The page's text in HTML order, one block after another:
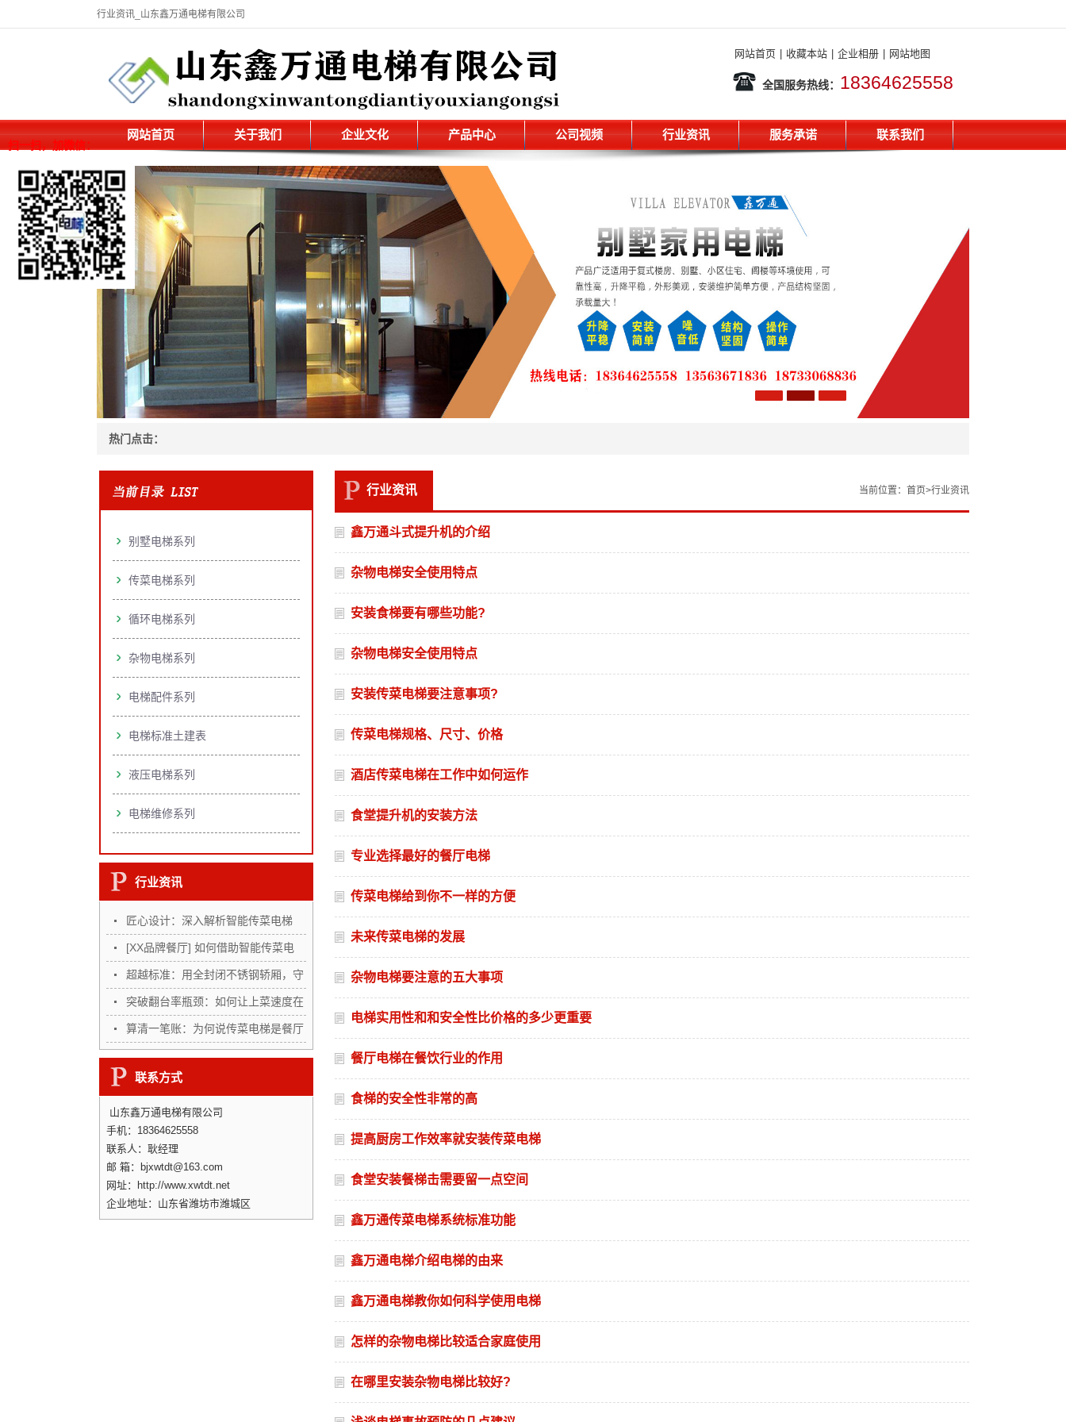
行业资讯_山东鑫万通电梯有限公司
网站首页 收藏本站 企业相册 网站地图
全国服务热线： 18364625558
网站首页 关于我们 企业文化 产品中心 公司视频 行业资讯 服务承诺 联系我们
热门点击：
行业资讯 当前位置： 首页>行业资讯
鑫万通斗式提升机的介绍
杂物电梯安全使用特点
安装食梯要有哪些功能?
杂物电梯安全使用特点
安装传菜电梯要注意事项?
传菜电梯规格、尺寸、价格
酒店传菜电梯在工作中如何运作
食堂提升机的安装方法
专业选择最好的餐厅电梯
传菜电梯给到你不一样的方便
未来传菜电梯的发展
杂物电梯要注意的五大事项
电梯实用性和和安全性比价格的多少更重要
餐厅电梯在餐饮行业的作用
食梯的安全性非常的高
提高厨房工作效率就安装传菜电梯
食堂安装餐梯击需要留一点空间
鑫万通传菜电梯系统标准功能
鑫万通电梯介绍电梯的由来
鑫万通电梯教你如何科学使用电梯
怎样的杂物电梯比较适合家庭使用
在哪里安装杂物电梯比较好?
别墅电梯系列
传菜电梯系列
循环电梯系列
杂物电梯系列
电梯配件系列
电梯标准土建表
液压电梯系列
电梯维修系列
行业资讯
匠心设计：深入解析智能传菜电梯
的…
[XX品牌餐厅] 如何借助智能传菜电
梯…
超越标准：用全封闭不锈钢轿厢，守
护…
突破翻台率瓶颈：如何让上菜速度在
高…
算清一笔账：为何说传菜电梯是餐厅
联系方式
山东鑫万通电梯有限公司
手机：18364625558
联系人：耿经理
邮 箱：bjxwtdt@163.com
网址：http://www.xwtdt.net
企业地址：山东省潍坊市潍城区
扫一扫，加微信：